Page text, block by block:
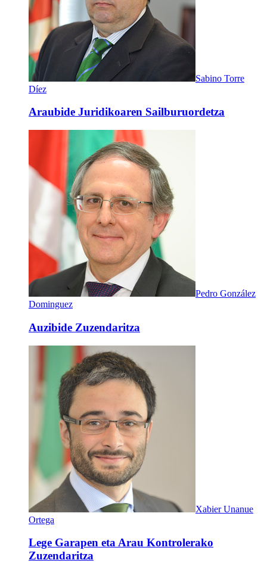
Sabino Torre
Díez
Araubide Juridikoaren Sailburuordetza
Pedro González
Dominguez
Auzibide Zuzendaritza
Xabier Unanue
Ortega
Lege Garapen eta Arau Kontrolerako
Zuzendaritza